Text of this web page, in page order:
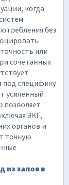
когда
без
или
сочетанных
под специфику
усиленный
позволяет
ЭКГ,
органов и
точную
из запоя в